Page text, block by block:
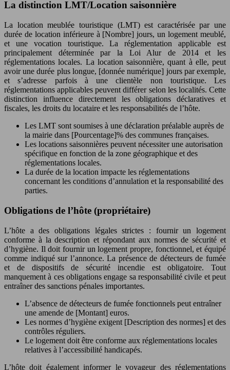
La distinction LMT/Location saisonnière
La location meublée touristique (LMT) est caractérisée par une
durée de location inférieure à [Nombre] jours, un logement meublé,
et une vocation touristique. La réglementation applicable est
principalement déterminée par la Loi Alur de 2014 et les
réglementations locales. La location saisonnière, quant à elle, peut
avoir une durée plus longue, [donnée numérique] jours par exemple,
et s’adresse parfois à une clientèle non touristique. Les
réglementations applicables peuvent différer selon les localités. Cette
distinction influence directement les obligations déclaratives et
fiscales, les droits du locataire et les responsabilités de l’hôte.
Les LMT sont soumises à une déclaration préalable auprès de
la mairie dans [Pourcentage]% des communes françaises.
Les locations saisonnières peuvent nécessiter une autorisation
spécifique en fonction de la zone géographique et des
réglementations locales.
La durée de la location impacte les réglementations
concernant les conditions d’annulation et la responsabilité des
parties.
Obligations de l’hôte (propriétaire)
L’hôte a des obligations légales strictes : fournir un logement
conforme à la description et répondant aux normes de sécurité et
d’hygiène. Il doit fournir un logement propre, fonctionnel, et équipé
comme indiqué sur l’annonce. La présence de détecteurs de fumée
et de dispositifs de sécurité incendie est obligatoire. Tout
manquement à ces obligations engage sa responsabilité civile et peut
entraîner des sanctions pénales importantes.
L’absence de détecteurs de fumée fonctionnels peut entraîner
une amende de [Montant] euros.
Les normes d’hygiène exigent [Description des normes] et des
contrôles réguliers.
Le logement doit être conforme aux réglementations locales
relatives à l’accessibilité handicapés.
L’hôte doit également informer le voyageur des réglementations